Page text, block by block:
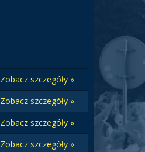
Zobacz szczegóły »
Zobacz szczegóły »
Zobacz szczegóły »
Zobacz szczegóły »